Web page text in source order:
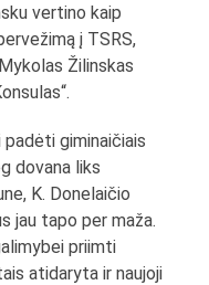
vertino kaip
į TSRS,
Žilinskas
giminaičiais
dovana liks
K. Donelaičio
jau tapo per maža.
priimti
atidaryta ir naujoji